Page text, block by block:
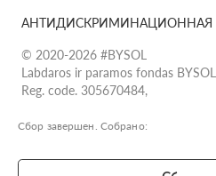
Сбор завершен. Собрано:
АНТИДИСКРИМИНАЦИОННАЯ
© 2020-2026 #BYSOL
Labdaros ir paramos fondas BYSOL
Reg. code. 305670484,
g.17-1, LT-13253
SWIFT kodas HABALT22